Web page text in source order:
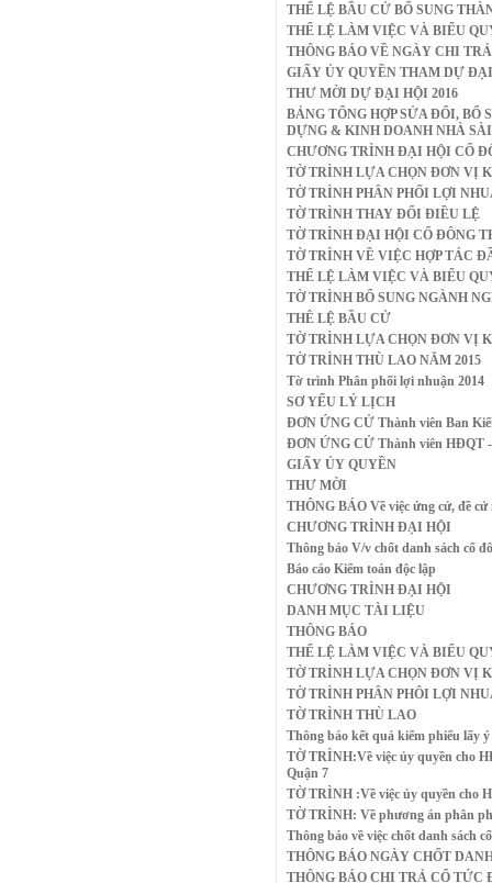
THỂ LỆ BẦU CỬ BỔ SUNG
THỂ LỆ LÀM VIỆC VÀ BIỂU
THÔNG BÁO VỀ NGÀY CHI
GIẤY ỦY QUYỀN THAM DỰ
THƯ MỜI DỰ ĐẠI HỘI 2016
BẢNG TỔNG HỢP SỬA ĐỔI,
DỰNG & KINH DOANH NHÀ
CHƯƠNG TRÌNH ĐẠI HỘI CỔ
TỜ TRÌNH LỰA CHỌN ĐƠN VỊ
TỜ TRÌNH PHÂN PHỐI LỢI
TỜ TRÌNH THAY ĐỔI ĐIỀU LỆ
TỜ TRÌNH ĐẠI HỘI CỔ ĐÔNG
TỜ TRÌNH VỀ VIỆC HỢP TÁC
THỂ LỆ LÀM VIỆC VÀ BIỂU
TỜ TRÌNH BỔ SUNG NGÀNH
THÊ LỆ BẦU CỬ
TỜ TRÌNH LỰA CHỌN ĐƠN VỊ
TỜ TRÌNH THÙ LAO NĂM 2015
Tờ trình Phân phối lợi nhuận 2014
SƠ YẾU LÝ LỊCH
ĐƠN ỨNG CỬ Thành viên Ban
ĐƠN ỨNG CỬ Thành viên HĐQT
GIẤY ỦY QUYỀN
THƯ MỜI
THÔNG BÁO Về việc ứng cử, đề cử
CHƯƠNG TRÌNH ĐẠI HỘI
Thông báo V/v chốt danh sách cổ
Báo cáo Kiểm toán độc lập
CHƯƠNG TRÌNH ĐẠI HỘI
DANH MỤC TÀI LIỆU
THÔNG BÁO
THỂ LỆ LÀM VIỆC VÀ BIỂU
TỜ TRÌNH LỰA CHỌN ĐƠN VỊ
TỜ TRÌNH PHÂN PHÔI LỢI
TỜ TRÌNH THÙ LAO
Thông báo kết quả kiểm phiếu lấy
TỜ TRÌNH:Về việc ủy quyền cho
Quận 7
TỜ TRÌNH :Về việc ủy quyền cho
TỜ TRÌNH: Về phương án phân
Thông báo về việc chốt danh sách
THÔNG BÁO NGÀY CHỐT
THÔNG BÁO CHI TRẢ CỔ TỨC